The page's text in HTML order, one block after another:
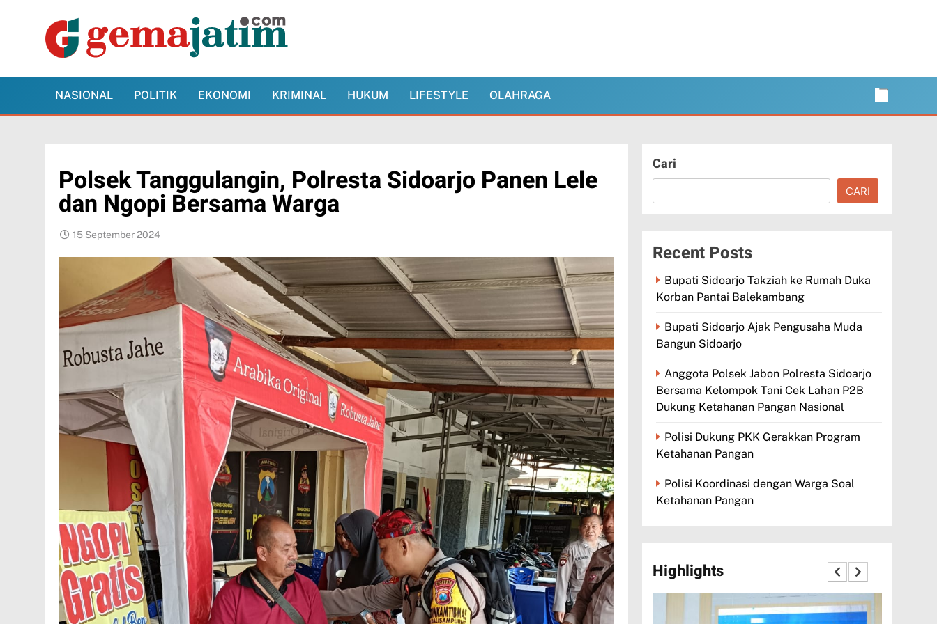
Gema Jatim
NASIONAL POLITIK EKONOMI KRIMINAL HUKUM LIFESTYLE OLAHRAGA
Polsek Tanggulangin, Polresta Sidoarjo Panen Lele
dan Ngopi Bersama Warga
15 September 2024
Cari
CARI
Recent Posts
Bupati Sidoarjo Takziah ke Rumah Duka
Korban Pantai Balekambang
Bupati Sidoarjo Ajak Pengusaha Muda
Bangun Sidoarjo
Anggota Polsek Jabon Polresta Sidoarjo
Bersama Kelompok Tani Cek Lahan P2B
Dukung Ketahanan Pangan Nasional
Polisi Dukung PKK Gerakkan Program
Ketahanan Pangan
Polisi Koordinasi dengan Warga Soal
Ketahanan Pangan
Highlights